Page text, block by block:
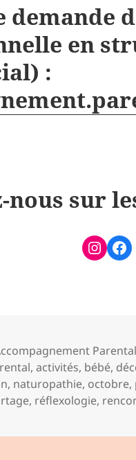
demande
en
:
nous sur
Parental
,activités, bébé,
, naturopathie, octobre,
, réflexologie,